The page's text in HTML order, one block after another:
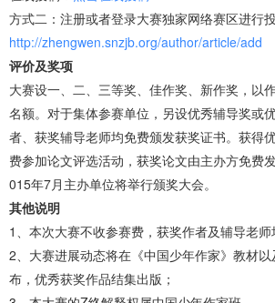
方式二：注册或者登录大赛独家网络赛区进行
http://zhengwen.snzjb.org/author/article/add
评价及奖项
大赛设一、二、三等奖、佳作奖、新作奖，以
名额。对于集体参赛单位，另设优秀辅导奖或
者、获奖辅导老师均免费颁发获奖证书。获得
费参加论文评选活动，获奖论文由主办方免费
015年7月主办单位将举行颁奖大会。
其他说明
1、本次大赛不收参赛费，获奖作者及辅导老师
2、大赛进展动态将在《中国少年作家》教材
布，优秀获奖作品结集出版；